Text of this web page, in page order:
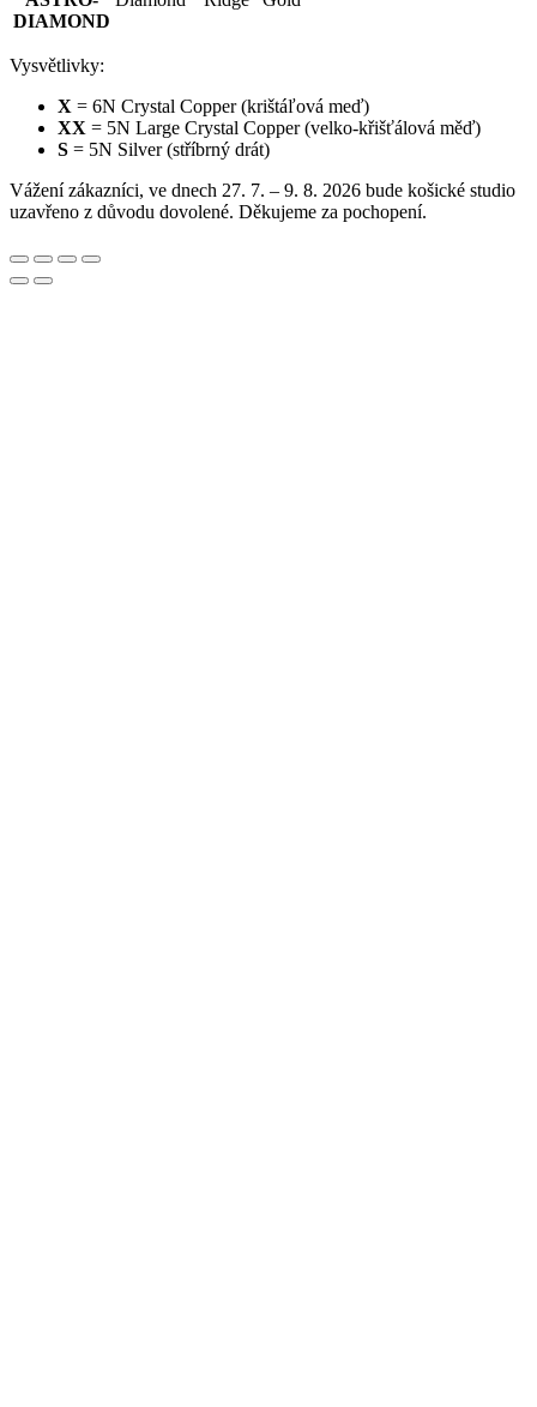
DIAMOND
Vysvětlivky:
X = 6N Crystal Copper (krištáľová meď)
XX = 5N Large Crystal Copper (velko-křišťálová měď)
S = 5N Silver (stříbrný drát)
Vážení zákazníci, ve dnech 27. 7. – 9. 8. 2026 bude košické studio
uzavřeno z důvodu dovolené. Děkujeme za pochopení.